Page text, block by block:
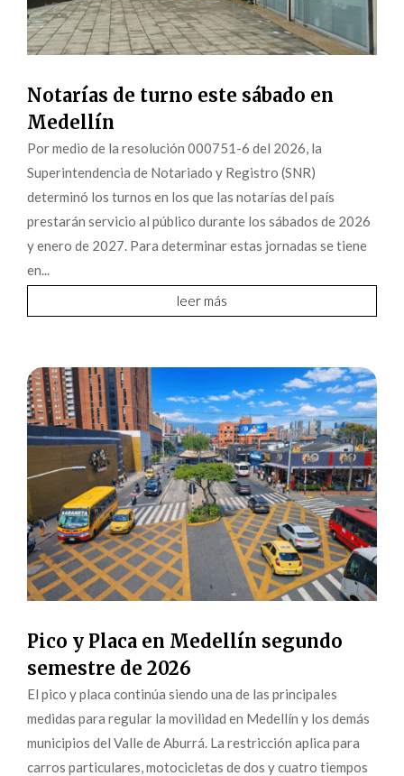
Notarías de turno este sábado en
Medellín
Por medio de la resolución 000751-6 del 2026, la
Superintendencia de Notariado y Registro (SNR)
determinó los turnos en los que las notarías del país
prestarán servicio al público durante los sábados de 2026
y enero de 2027. Para determinar estas jornadas se tiene
en...
leer más
Pico y Placa en Medellín segundo
semestre de 2026
El pico y placa continúa siendo una de las principales
medidas para regular la movilidad en Medellín y los demás
municipios del Valle de Aburrá. La restricción aplica para
carros particulares, motocicletas de dos y cuatro tiempos